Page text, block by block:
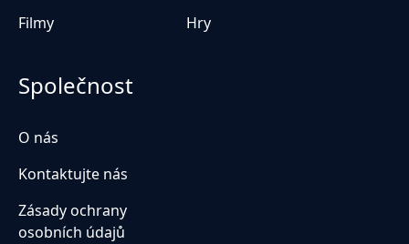
Filmy
Hry
Společnost
O nás
Kontaktujte nás
Zásady ochrany
osobních údajů